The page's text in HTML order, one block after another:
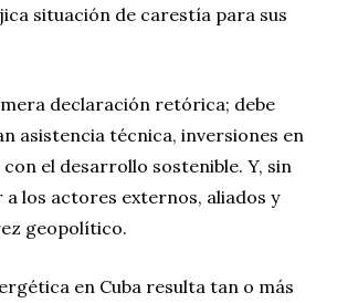
situación de carestía para sus
declaración retórica; debe
asistencia técnica, inversiones en
el desarrollo sostenible. Y, sin
los actores externos, aliados y
geopolítico.
en Cuba resulta tan o más